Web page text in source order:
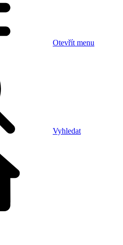
Otevřít menu
Vyhledat